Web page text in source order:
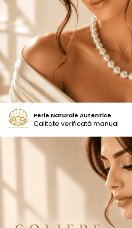
Seturi Perle cu Argint
Brățări cu Perle
Pandantive cu Perle
Brose cu Perle
Perle Naturale Autentice
Calitate verificată manual